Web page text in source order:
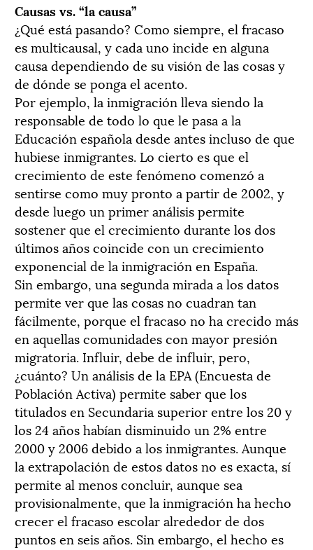
Causas vs. “la causa”
¿Qué está pasando? Como siempre, el fracaso
es multicausal, y cada uno incide en alguna
causa dependiendo de su visión de las cosas y
de dónde se ponga el acento.
Por ejemplo, la inmigración lleva siendo la
responsable de todo lo que le pasa a la
Educación española desde antes incluso de que
hubiese inmigrantes. Lo cierto es que el
crecimiento de este fenómeno comenzó a
sentirse como muy pronto a partir de 2002, y
desde luego un primer análisis permite
sostener que el crecimiento durante los dos
últimos años coincide con un crecimiento
exponencial de la inmigración en España.
Sin embargo, una segunda mirada a los datos
permite ver que las cosas no cuadran tan
fácilmente, porque el fracaso no ha crecido más
en aquellas comunidades con mayor presión
migratoria. Influir, debe de influir, pero,
¿cuánto? Un análisis de la EPA (Encuesta de
Población Activa) permite saber que los
titulados en Secundaria superior entre los 20 y
los 24 años habían disminuido un 2% entre
2000 y 2006 debido a los inmigrantes. Aunque
la extrapolación de estos datos no es exacta, sí
permite al menos concluir, aunque sea
provisionalmente, que la inmigración ha hecho
crecer el fracaso escolar alrededor de dos
puntos en seis años. Sin embargo, el hecho es